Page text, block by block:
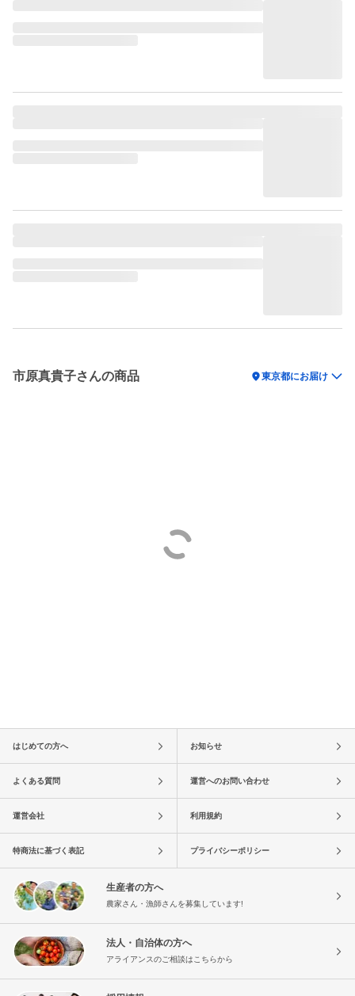
市原真貴子さんの商品 location_on東京都にお届け
はじめての方へ お知らせ
よくある質問 運営へのお問い合わせ
運営会社 利用規約
特商法に基づく表記 プライバシーポリシー
生産者の方へ
農家さん・漁師さんを募集しています!
法人・自治体の方へ
アライアンスのご相談はこちらから